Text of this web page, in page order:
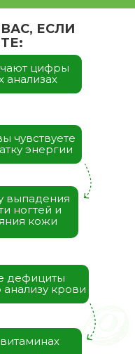
ЕСЛИ
цифры
анализах
чувствуете
энергии
дефициты
крови
выпадения
ногтей и
кожи